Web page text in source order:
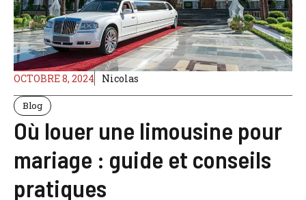
OCTOBRE 8, 2024 Nicolas
Blog
Où louer une limousine pour
mariage : guide et conseils
pratiques